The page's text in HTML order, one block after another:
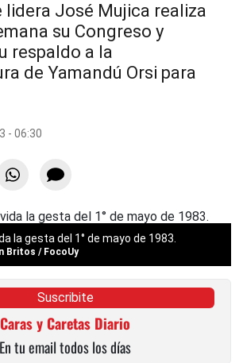
lidera José Mujica realiza
su Congreso y
respaldo a la
de Yamandú Orsi para
- 06:30
la gesta del 1° de mayo de 1983.
Britos / FocoUy
Suscribite
Caras y Caretas Diario
En tu email todos los días